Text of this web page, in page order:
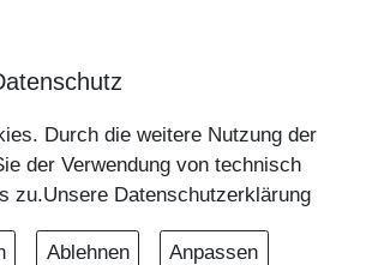
oben ⇪
Impressum
Durch die weitere Nutzung der
der Verwendung von technisch
zu.Unsere Datenschutzerklärung
Ablehnen Anpassen